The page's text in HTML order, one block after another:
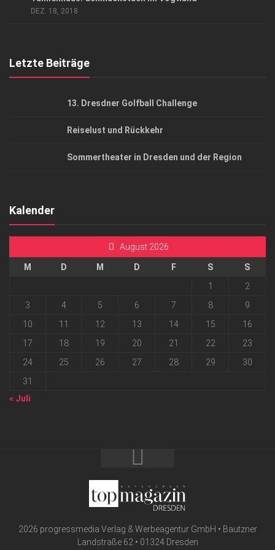
DEZ. 18, 2018
Letzte Beiträge
13. Dresdner Golfball Challenge
Reiselust und Rückkehr
Sommertheater in Dresden und der Region
Kalender
August 2026
M D M D F S
S
1
2
3
4 5 6 7 8
9
10
11 12 13 14 15
16
17
18 19 20 21 22
23
24
25 26 27 28 29
30
31
« Juli
2026 progressmedia Verlag & Werbeagentur GmbH • Bautzner
Landstraße 62 • 01324 Dresden